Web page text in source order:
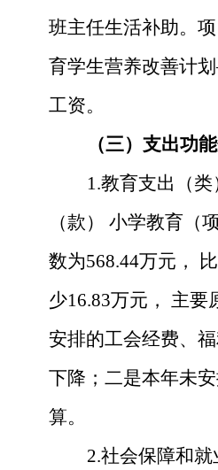
班主任生活补助。
育学生营养改善计
工资。
（三）支出功
1.教育支出
（类
（款）
小学教育（项
数为568.44万元， 比
少16.83万元， 主要
安排的工会经费、
下降；二是本年未
算。
2.社会保障和就